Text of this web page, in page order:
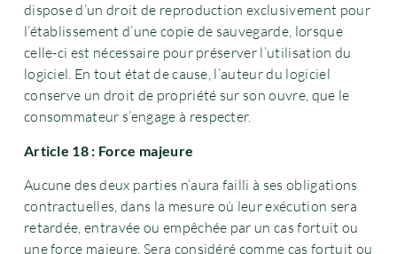
dispose d’un droit de reproduction exclusivement pour
l’établissement d’une copie de sauvegarde, lorsque
celle-ci est nécessaire pour préserver l’utilisation du
logiciel. En tout état de cause, l’auteur du logiciel
conserve un droit de propriété sur son ouvre, que le
consommateur s’engage à respecter.
Article 18 : Force majeure
Aucune des deux parties n’aura failli à ses obligations
contractuelles, dans la mesure où leur exécution sera
retardée, entravée ou empêchée par un cas fortuit ou
une force majeure. Sera considéré comme cas fortuit ou